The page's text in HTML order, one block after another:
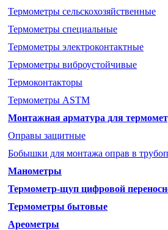
Термометры cельскохозяйственные
Термометры специальные
Термометры электроконтактные
Термометры виброустойчивые
Термоконтакторы
Термометры ASTM
Монтажная арматура для
Оправы защитные
Бобышки для монтажа оправ в
Манометры
Термометр-щуп цифровой
Термометры бытовые
Ареометры